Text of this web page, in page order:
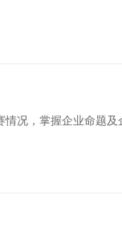
况，掌握企业命题及